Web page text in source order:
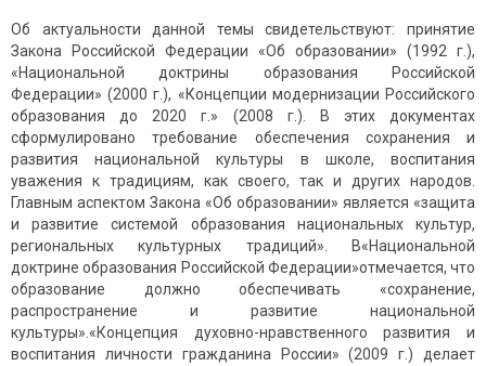
Об актуальности данной темы свидетельствуют: принятие
Закона Российской Федерации «Об образовании» (1992 г.),
«Национальной доктрины образования Российской
Федерации» (2000 г.), «Концепции модернизации Российского
образования до 2020 г.» (2008 г.). В этих документах
сформулировано требование обеспечения сохранения и
развития национальной культуры в школе, воспитания
уважения к традициям, как своего, так и других народов.
Главным аспектом Закона «Об образовании» является «защита
и развитие системой образования национальных культур,
региональных культурных традиций». В«Национальной
доктрине образования Российской Федерации»отмечается, что
образование должно обеспечивать «сохранение,
распространение и развитие национальной
культуры».«Концепция духовно-нравственного развития и
воспитания личности гражданина России» (2009 г.) делает